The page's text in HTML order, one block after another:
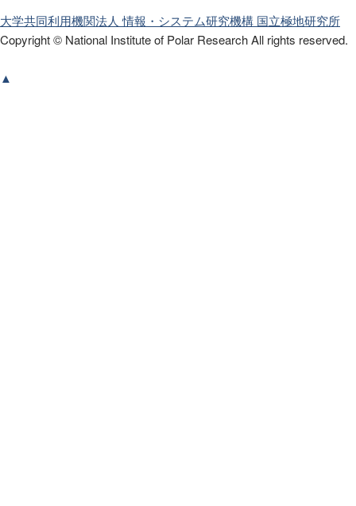
大学共同利用機関法人 情報・システム研究機構 国立極地研究所
Copyright © National Institute of Polar ResearchAll rights reserved.
▲